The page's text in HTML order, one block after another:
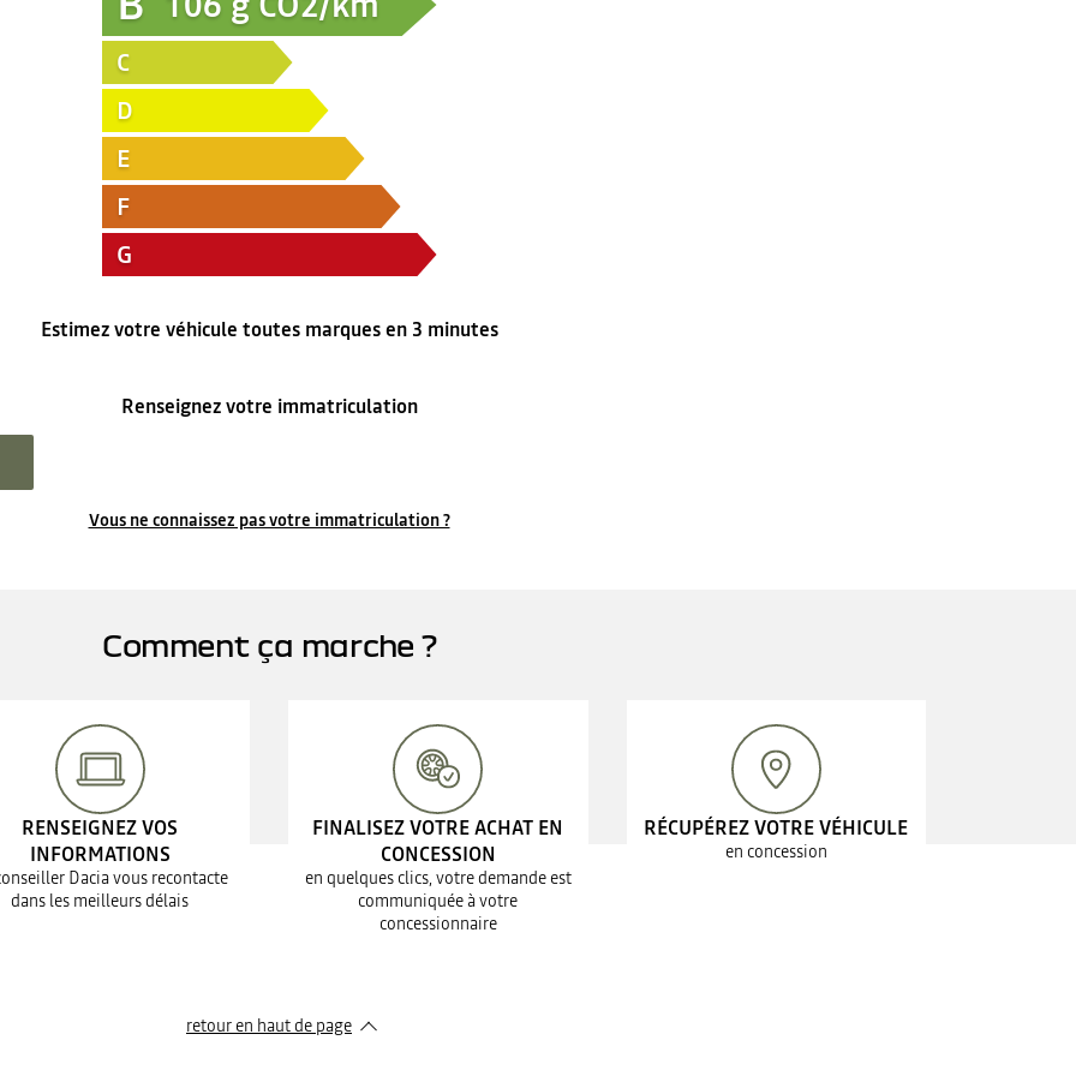
C
D
E
F
G
Estimez votre véhicule toutes marques en 3 minutes
Renseignez votre immatriculation
Vous ne connaissez pas votre immatriculation ?
Comment ça marche ?
RENSEIGNEZ VOS
INFORMATIONS
Dacia vous recontacte
dans les meilleurs délais
FINALISEZ VOTRE ACHAT EN
CONCESSION
en quelques clics, votre demande est
communiquée à votre
concessionnaire
RÉCUPÉREZ VOTRE VÉHICULE
en concession
retour en haut de page​